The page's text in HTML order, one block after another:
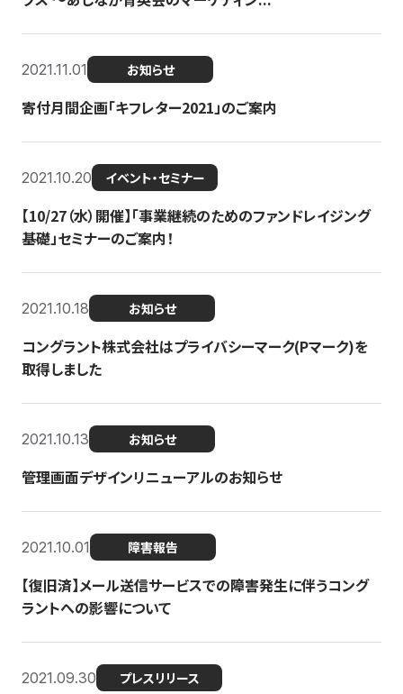
2021.11.01 お知らせ
寄付月間企画「キフレター2021」のご案内
2021.10.20 イベント・セミナー
【10/27（水）開催】「事業継続のためのファンドレイジング
基礎」セミナーのご案内！
2021.10.18 お知らせ
コングラント株式会社はプライバシーマーク(Pマーク)を
取得しました
2021.10.13 お知らせ
管理画面デザインリニューアルのお知らせ
2021.10.01 障害報告
【復旧済】メール送信サービスでの障害発生に伴うコング
ラントへの影響について
2021.09.30 プレスリリース